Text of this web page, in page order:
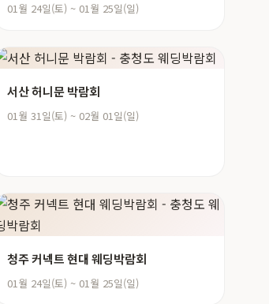
01월 24일(토) ~ 01월 25일(일)
서산 허니문 박람회
01월 31일(토) ~ 02월 01일(일)
청주 커넥트 현대 웨딩박람회
01월 24일(토) ~ 01월 25일(일)